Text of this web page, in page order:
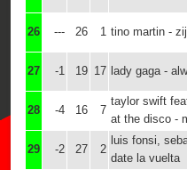
26 --- 26 1 tino martin -
27 -1 19 17 lady gaga -
28 -4 16 7
taylor swift
at the disco -
29 -2 27 2
luis fonsi,
date la vuelta